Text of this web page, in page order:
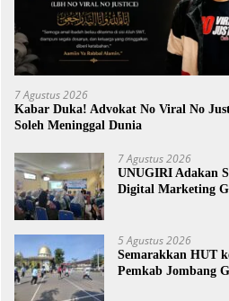
7 Agustus 2026
Kabar Duka! Advokat No Viral No
Soleh Meninggal Dunia
7 Agustus 2026
UNUGIRI Adakan
Digital Marketing
Desa Prangi
5 Agustus 2026
Semarakkan HUT
Pemkab Jombang